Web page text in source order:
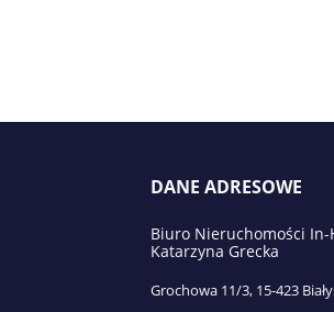
DANE ADRESOWE
Biuro Nieruchomości In-
Katarzyna Grecka
Grochowa 11/3, 15-423